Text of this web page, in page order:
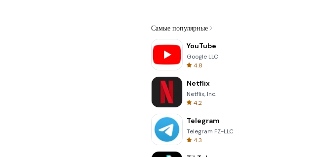
Самые популярные
YouTube
Google LLC
4.8
Netflix
Netflix, Inc.
4.2
Telegram
Telegram FZ-LLC
4.3